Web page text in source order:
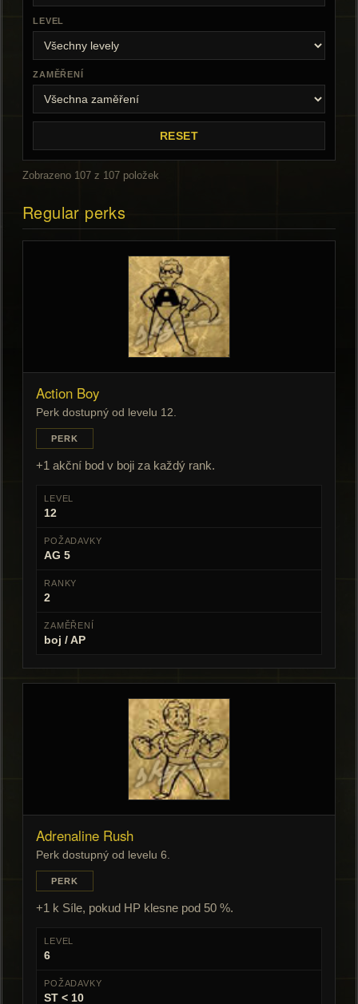
LEVEL
ZAMĚŘENÍ
RESET
Zobrazeno 107 z 107 položek
Regular perks
Action Boy
Perk dostupný od levelu 12.
PERK
+1 akční bod v boji za každý rank.
LEVEL
12
POŽADAVKY
AG 5
RANKY
2
ZAMĚŘENÍ
boj / AP
Adrenaline Rush
Perk dostupný od levelu 6.
PERK
+1 k Síle, pokud HP klesne pod 50 %.
LEVEL
6
POŽADAVKY
ST < 10